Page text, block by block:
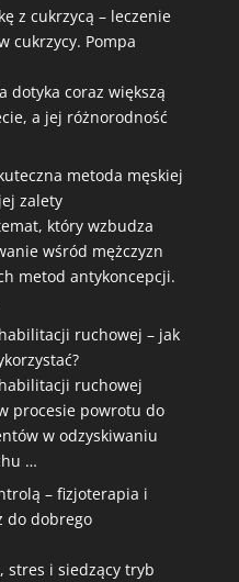
z cukrzycą – leczenie
cukrzycy. Pompa
dotyka coraz większą
a jej różnorodność
metoda męskiej
zalety
który wzbudza
wśród mężczyzn
metod antykoncepcji.
ruchowej – jak
ruchowej
procesie powrotu do
w odzyskiwaniu
…
– fizjoterapia i
do dobrego
stres i siedzący tryb